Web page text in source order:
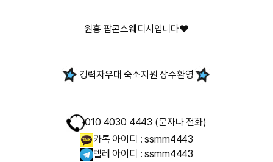
원흥 팝콘스웨디시 입니다❤️
경력자우대 숙소지원 상주환영
010 4030 4443 (문자나 전화)
카톡 아이디 : ssmm4443
텔레 아이디 : ssmm4443